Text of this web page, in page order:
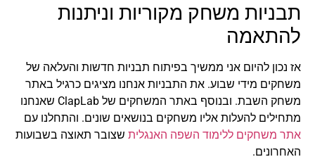
תבניות משחק מקוריות וניתנות
להתאמה
אז נכון להיום אני ממשיך בפיתוח תבניות חדשות והעלאה של
משחקים מידי שבוע. את התבניות אנחנו מציגים כרגיל באתר
משחק השבת. ובנוסף באתר המשחקים של ClapLab שאנחנו
מתחילים להעלות אליו משחקים בנושאים שונים. והתחלנו עם
אתר משחקים ללימוד השפה האנגליתשצובר תאוצה בשבועות
האחרונים.